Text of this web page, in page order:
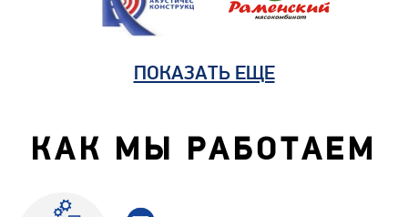
ПОКАЗАТЬ ЕЩЕ
КАК МЫ РАБОТАЕМ